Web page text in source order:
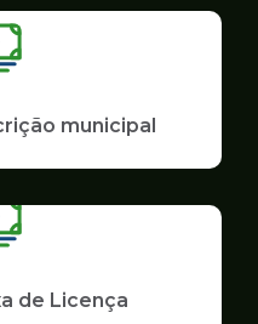
municipal
de Licença